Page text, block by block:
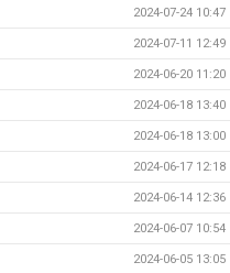
2024-07-24 10:47
2024-07-11 12:49
2024-06-20 11:20
2024-06-18 13:40
2024-06-18 13:00
2024-06-17 12:18
2024-06-14 12:36
2024-06-07 10:54
2024-06-05 13:05